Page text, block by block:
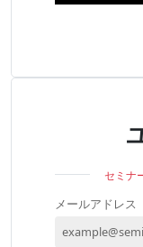
セミナ
メールアドレス